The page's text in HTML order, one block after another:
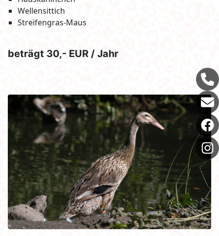
Wellensittich
Streifengras-Maus
beträgt 30,- EUR / Jahr